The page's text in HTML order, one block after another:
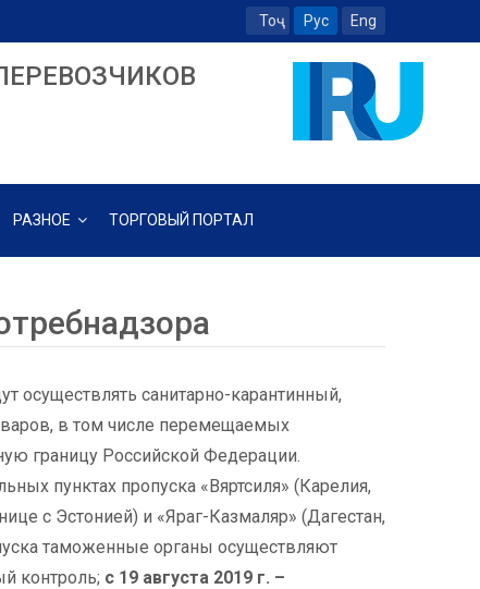
Тоҷ Рус Eng
РАЗНОЕ ТОРГОВЫЙ ПОРТАЛ
осуществлять санитарно-карантинный,
в том числе перемещаемых
границу Российской Федерации.
пунктах пропуска «Вяртсиля» (Карелия,
с Эстонией) и «Яраг-Казмаляр» (Дагестан,
таможенные органы осуществляют
контроль; с 19 августа 2019 г. –